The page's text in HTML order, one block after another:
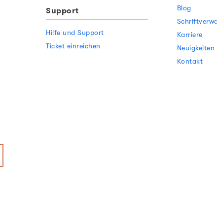
Support
Hilfe und Support
Ticket einreichen
Blog
Karriere
Neuigkeiten
Kontakt